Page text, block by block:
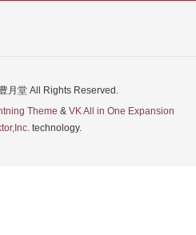
月堂 All Rights Reserved.
Theme & VK All in One Expansion
technology.